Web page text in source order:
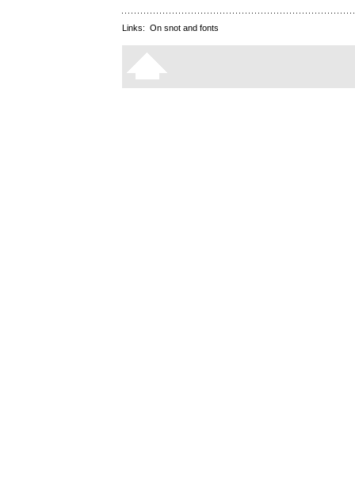
Links: On snot and fonts